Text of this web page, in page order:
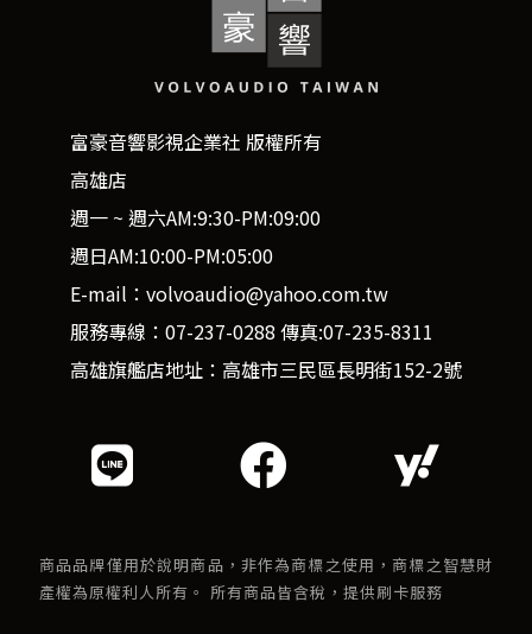
富豪音響影視企業社 版權所有
高雄店
週一 ~ 週六AM:9:30-PM:09:00
週日AM:10:00-PM:05:00
E-mail：volvoaudio@yahoo.com.tw
服務專線：07-237-0288 傳真:07-235-8311
高雄旗艦店地址：高雄市三民區長明街152-2號
商品品牌僅用於說明商品，非作為商標之使用，商標之智慧財
產權為原權利人所有。 所有商品皆含稅，提供刷卡服務